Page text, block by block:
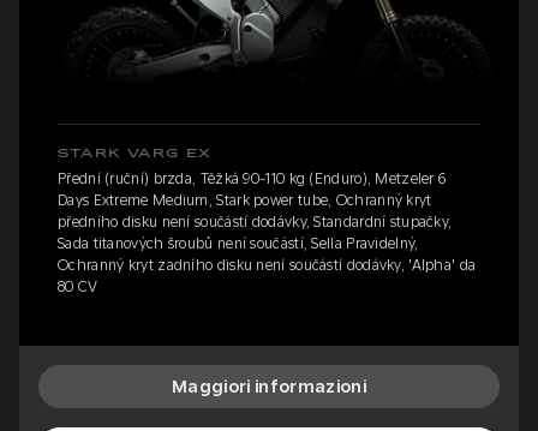
STARK VARG EX
Přední (ruční) brzda, Těžká 90-110 kg (Enduro), Metzeler 6
Days Extreme Medium, Stark power tube, Ochranný kryt
předního disku není součástí dodávky, Standardní stupačky,
Sada titanových šroubů není součástí, Sella Pravidelný,
Ochranný kryt zadního disku není součástí dodávky, 'Alpha' da
80 CV
Maggiori informazioni